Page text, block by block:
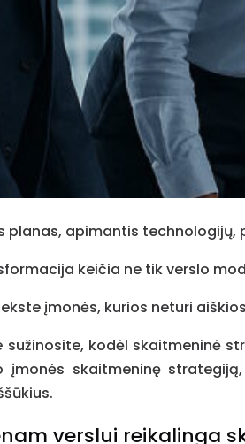
planas, apimantis
keičia ne tik verslo
įmonės, kurios neturi
sužinosite, kodėl skaitmeninė
įmonės skaitmeninę
verslui reikalinga